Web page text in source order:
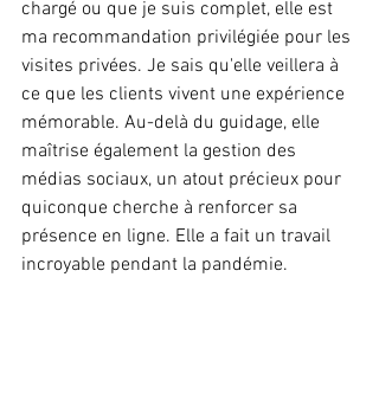
chargé ou que je suis complet, elle est
ma recommandation privilégiée pour les
visites privées. Je sais qu'elle veillera à
ce que les clients vivent une expérience
mémorable. Au-delà du guidage, elle
maîtrise également la gestion des
médias sociaux, un atout précieux pour
quiconque cherche à renforcer sa
présence en ligne. Elle a fait un travail
incroyable pendant la pandémie.